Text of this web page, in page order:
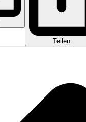
Teilen